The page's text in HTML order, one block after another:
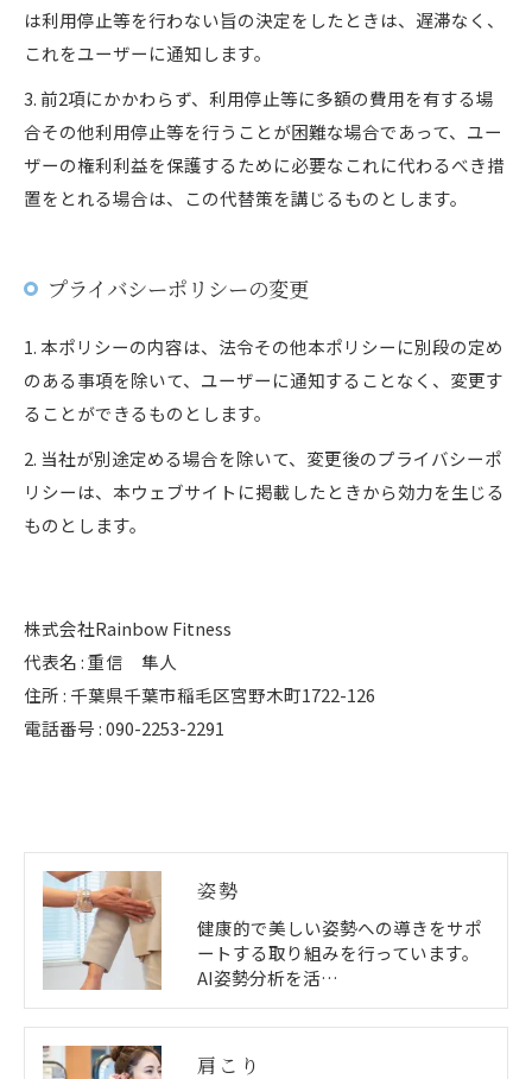
は利用停止等を行わない旨の決定をしたときは、遅滞なく、
これをユーザーに通知します。
3. 前2項にかかわらず、利用停止等に多額の費用を有する場
合その他利用停止等を行うことが困難な場合であって、ユー
ザーの権利利益を保護するために必要なこれに代わるべき措
置をとれる場合は、この代替策を講じるものとします。
プライバシーポリシーの変更
1. 本ポリシーの内容は、法令その他本ポリシーに別段の定め
のある事項を除いて、ユーザーに通知することなく、変更す
ることができるものとします。
2. 当社が別途定める場合を除いて、変更後のプライバシーポ
リシーは、本ウェブサイトに掲載したときから効力を生じる
ものとします。
株式会社Rainbow Fitness
代表名 : 重信 隼人
住所 : 千葉県千葉市稲毛区宮野木町1722-126
電話番号 : 090-2253-2291
姿勢
健康的で美しい姿勢への導きをサポ
ートする取り組みを行っています。
AI姿勢分析を活…
肩こり